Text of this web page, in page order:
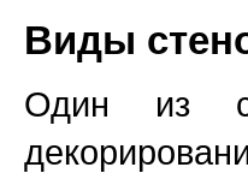
Виды
Один из